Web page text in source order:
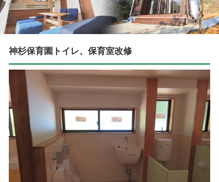
Ｑ＆Ａ
お問い合わせ
神杉保育園トイレ、保育室改修